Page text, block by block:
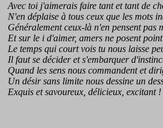
Avec toi j'aimerais faire tant et tant de
N'en déplaise à tous ceux que les mots
Généralement ceux-là n'en pensent pas
Et sur le i d'aimer, amers ne posent
Le temps qui court vois tu nous laisse
Il faut se décider et s'embarquer
Quand les sens nous commandent et
Un désir sans limite nous dessine un
Exquis et savoureux, délicieux, excitant !